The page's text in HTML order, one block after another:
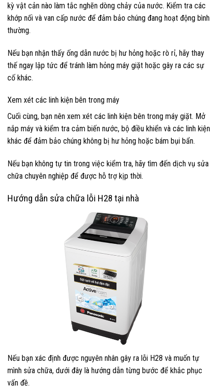
kỳ vật cản nào làm tắc nghẽn dòng chảy của nước. Kiểm tra các
khớp nối và van cấp nước để đảm bảo chúng đang hoạt động bình
thường.
Nếu bạn nhận thấy ống dẫn nước bị hư hỏng hoặc rò rỉ, hãy thay
thế ngay lập tức để tránh làm hỏng máy giặt hoặc gây ra các sự
cố khác.
Xem xét các linh kiện bên trong máy
Cuối cùng, bạn nên xem xét các linh kiện bên trong máy giặt. Mở
nắp máy và kiểm tra cảm biến nước, bộ điều khiển và các linh kiện
khác để đảm bảo chúng không bị hư hỏng hoặc bám bụi bẩn.
Nếu bạn không tự tin trong việc kiểm tra, hãy tìm đến dịch vụ sửa
chữa chuyên nghiệp để được hỗ trợ kịp thời.
Hướng dẫn sửa chữa lỗi H28 tại nhà
Nếu bạn xác định được nguyên nhân gây ra lỗi H28 và muốn tự
mình sửa chữa, dưới đây là hướng dẫn từng bước để khắc phục
vấn đề.